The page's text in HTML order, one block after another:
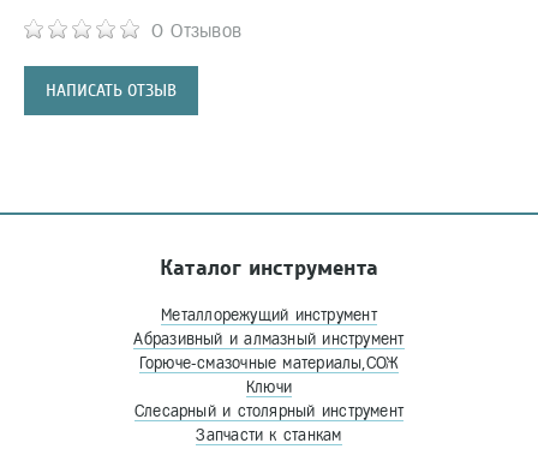
0 Отзывов
НАПИСАТЬ ОТЗЫВ
Каталог инструмента
Металлорежущий инструмент
Абразивный и алмазный инструмент
Горюче-смазочные материалы,СОЖ
Ключи
Слесарный и столярный инструмент
Запчасти к станкам